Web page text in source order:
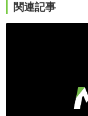
関連記事